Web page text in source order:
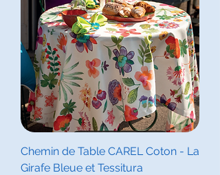
Chemin de Table CAREL Coton - La
Girafe Bleue et Tessitura